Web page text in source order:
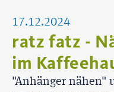
17.12.2024
ratz fatz -
im
"Anhänger nähen"